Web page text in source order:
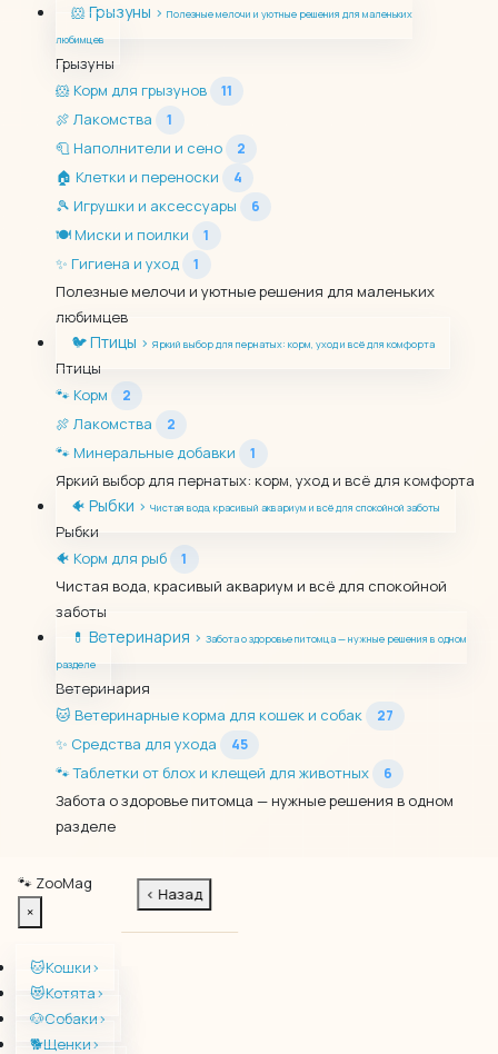
🐹Грызуны › Полезные мелочи и уютные решения для маленьких
любимцев
Грызуны
🐹 Корм для грызунов 11
🍖 Лакомства 1
🧻 Наполнители и сено 2
🏠 Клетки и переноски 4
🎾 Игрушки и аксессуары 6
🍽️ Миски и поилки 1
✨ Гигиена и уход 1
Полезные мелочи и уютные решения для маленьких
любимцев
🐦Птицы › Яркий выбор для пернатых: корм, уход и всё для комфорта
Птицы
🐾 Корм 2
🍖 Лакомства 2
🐾 Минеральные добавки 1
Яркий выбор для пернатых: корм, уход и всё для комфорта
🐠 Рыбки › Чистая вода, красивый аквариум и всё для спокойной заботы
Рыбки
🐠 Корм для рыб 1
Чистая вода, красивый аквариум и всё для спокойной
заботы
💊 Ветеринария › Забота о здоровье питомца — нужные решения в одном
разделе
Ветеринария
🐱 Ветеринарные корма для кошек и собак 27
✨ Средства для ухода 45
🐾Таблетки от блох и клещей для животных 6
Забота о здоровье питомца — нужные решения в одном
разделе
🐾 ZooMag
×
🐱Кошки›
😻Котята›
🐶Собаки›
🐕Щенки›
‹ Назад
🐾
желе для взрослых кошек, 70 г